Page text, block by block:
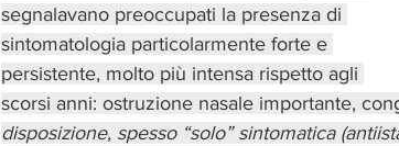
segnalavano preoccupati la presenza di
sintomatologia particolarmente forte e
persistente, molto più intensa rispetto agli
scorsi anni: ostruzione nasale importante,
disposizione, spesso “solo” sintomatica